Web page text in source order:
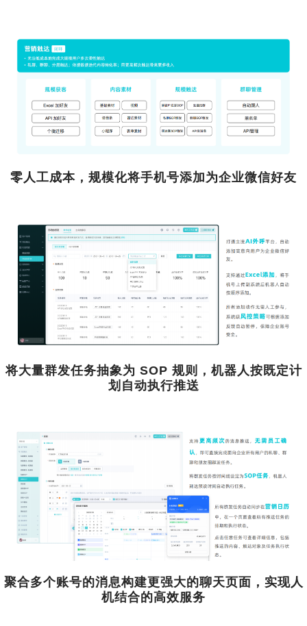
零人工成本，规模化将手机号添加为企业微信好友
将大量群发任务抽象为 SOP 规则，机器人按既定计
划自动执行推送
聚合多个账号的消息构建更强大的聊天页面，实现人
机结合的高效服务